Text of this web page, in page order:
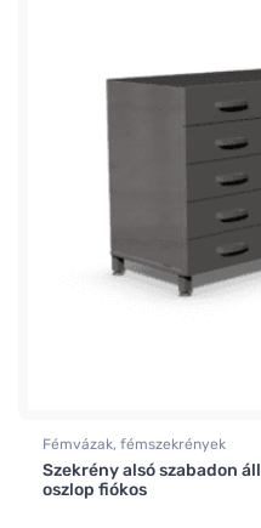
Fémvázak, fémszekrények
Szekrény alsó szabadon
oszlop fiókos